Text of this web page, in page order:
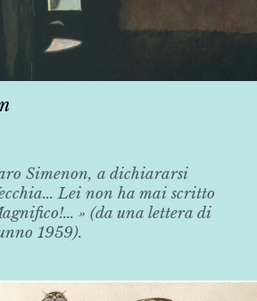
Simenon, a dichiararsi
... Lei non ha mai scritto
» (da una lettera di
1959).